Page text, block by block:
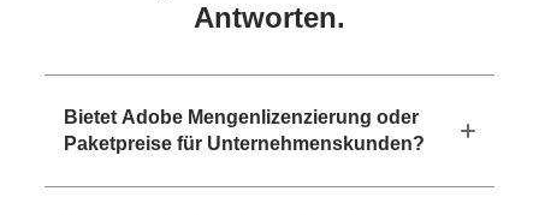
Antworten.
Bietet Adobe Mengenlizenzierung oder
Paketpreise für Unternehmenskunden?